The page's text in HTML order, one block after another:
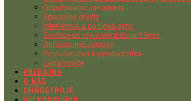
Odpaľovacie zariadenia
Špeciálne efekty
Interiérová a pódiová pyro.
Svetlice do plynovej pištole 15mm
Ohňostrojné zostavy
Príslušenstvo k pyrotechnike
Zapaľovače
PREDAJŇA
O NÁS
OHŇOSTROJE